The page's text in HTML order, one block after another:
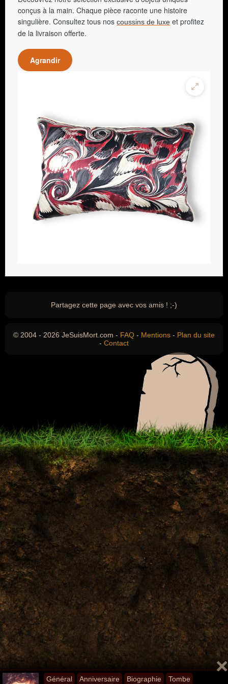
Général Anniversaire Biographie Tombe
conçus à la main. Chaque pièce raconte une histoire
singulière. Consultez tous nos coussins de luxe et profitez
de la livraison offerte.
Agrandir
Partagez cette page avec vos amis ! ;-)
© 2004 - 2026 JeSuisMort.com - FAQ - Mentions - Plan du site
- Contact